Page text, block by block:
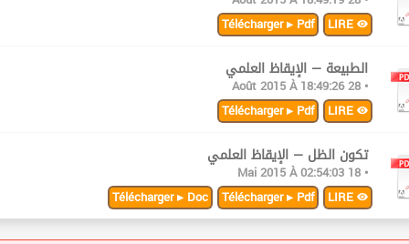
LIRE
Télécharger ▸ Pdf
الطبيعة — الإيقاظ العلمي
• 28 Août 2015 À 18:49:26
LIRE
Télécharger ▸ Pdf
تكون الظل — الإيقاظ العلمي
• 18 Mai 2015 À 02:54:03
LIRE
Télécharger ▸ Pdf
Télécharger ▸ Doc